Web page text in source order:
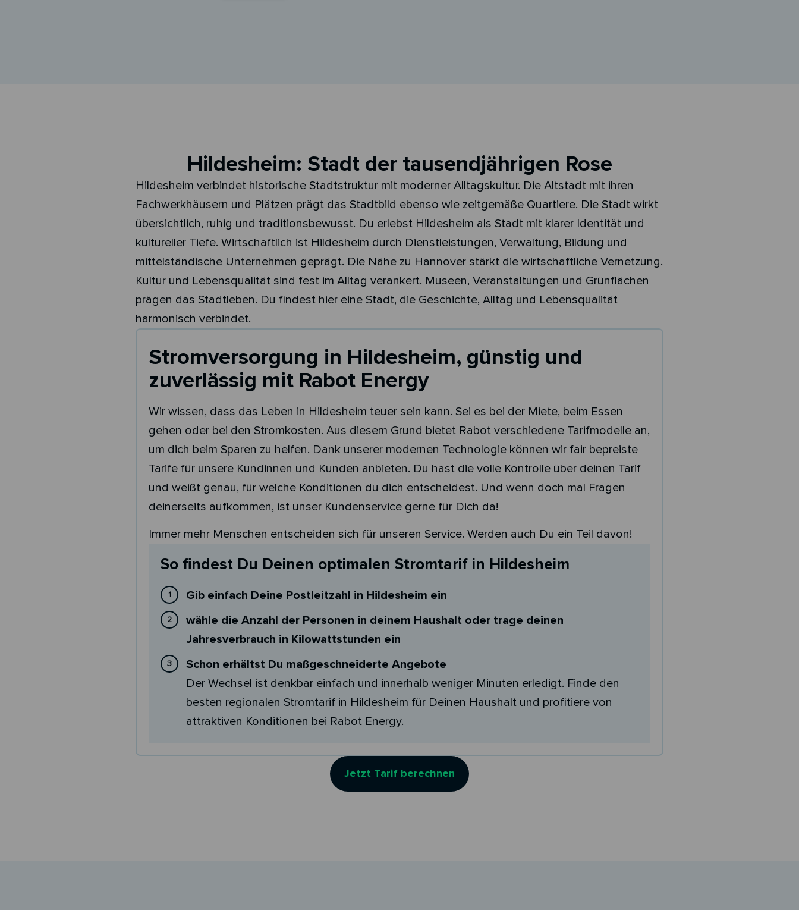
Hildesheim: Stadt der tausendjährigen Rose
Hildesheim verbindet historische Stadtstruktur mit moderner Alltagskultur. Die Altstadt mit ihren
Fachwerkhäusern und Plätzen prägt das Stadtbild ebenso wie zeitgemäße Quartiere. Die Stadt wirkt
übersichtlich, ruhig und traditionsbewusst. Du erlebst Hildesheim als Stadt mit klarer Identität und
kultureller Tiefe. Wirtschaftlich ist Hildesheim durch Dienstleistungen, Verwaltung, Bildung und
mittelständische Unternehmen geprägt. Die Nähe zu Hannover stärkt die wirtschaftliche Vernetzung.
Kultur und Lebensqualität sind fest im Alltag verankert. Museen, Veranstaltungen und Grünflächen
prägen das Stadtleben. Du findest hier eine Stadt, die Geschichte, Alltag und Lebensqualität
harmonisch verbindet.
Stromversorgung in Hildesheim, günstig und
zuverlässig mit Rabot Energy
Wir wissen, dass das Leben in Hildesheim teuer sein kann. Sei es bei der Miete, beim Essen
gehen oder bei den Stromkosten. Aus diesem Grund bietet Rabot verschiedene Tarifmodelle an,
um dich beim Sparen zu helfen. Dank unserer modernen Technologie können wir fair bepreiste
Tarife für unsere Kundinnen und Kunden anbieten. Du hast die volle Kontrolle über deinen Tarif
und weißt genau, für welche Konditionen du dich entscheidest. Und wenn doch mal Fragen
deinerseits aufkommen, ist unser Kundenservice gerne für Dich da!
Immer mehr Menschen entscheiden sich für unseren Service. Werden auch Du ein Teil davon!
So findest Du Deinen optimalen Stromtarif in Hildesheim
Gib einfach Deine Postleitzahl in Hildesheim ein
wähle die Anzahl der Personen in deinem Haushalt oder trage deinen
Jahresverbrauch in Kilowattstunden ein
Schon erhältst Du maßgeschneiderte Angebote
Der Wechsel ist denkbar einfach und innerhalb weniger Minuten erledigt. Finde den
besten regionalen Stromtarif in Hildesheim für Deinen Haushalt und profitiere von
attraktiven Konditionen bei Rabot Energy.
Jetzt Tarif berechnen